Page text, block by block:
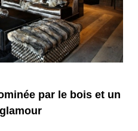
par le bois et un